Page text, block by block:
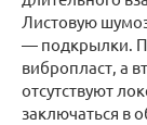
Листовую
— подкрылки.
вибропласт, а
отсутствуют
заключаться в